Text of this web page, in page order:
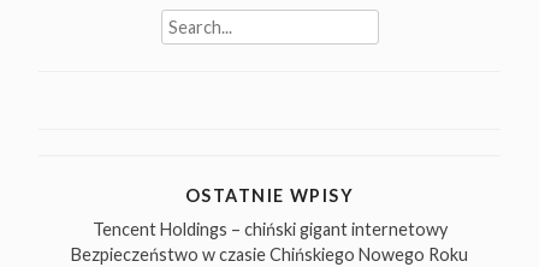
Search
for:
OSTATNIE WPISY
Tencent Holdings – chiński gigant internetowy
Bezpieczeństwo w czasie Chińskiego Nowego Roku